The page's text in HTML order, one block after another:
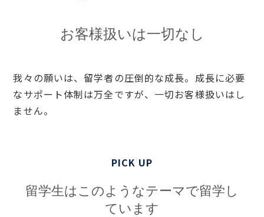
お客様扱いは一切なし
我々の願いは、留学者の圧倒的な成長。成長に必要
なサポート体制は万全ですが、一切お客様扱いはし
ません。
PICK UP
留学生はこのようなテーマで留学し
ています